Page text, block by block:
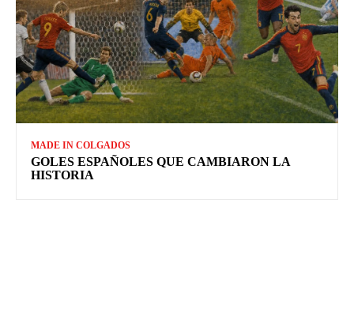
MADE IN COLGADOS
GOLES ESPAÑOLES QUE CAMBIARON LA
HISTORIA